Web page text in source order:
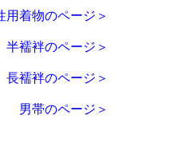
用着物のページ＞
半襦袢のページ＞
長襦袢のページ＞
男帯のページ＞